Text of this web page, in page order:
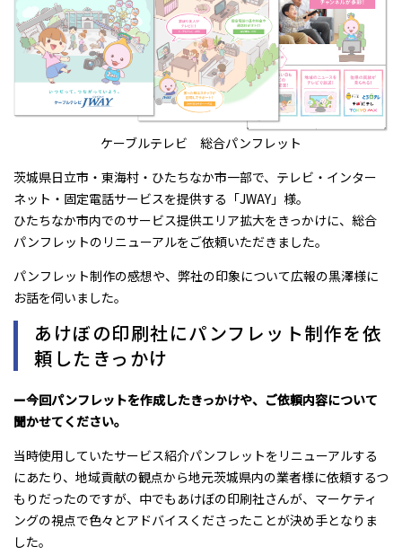
ケーブルテレビ 総合パンフレット
茨城県日立市・東海村・ひたちなか市一部で、テレビ・インター
ネット・固定電話サービスを提供する「JWAY」様。
ひたちなか市内でのサービス提供エリア拡大をきっかけに、総合
パンフレットのリニューアルをご依頼いただきました。
パンフレット制作の感想や、弊社の印象について広報の黒澤様に
お話を伺いました。
あけぼの印刷社にパンフレット制作を依
頼したきっかけ
ー今回パンフレットを作成したきっかけや、ご依頼内容について
聞かせてください。
当時使用していたサービス紹介パンフレットをリニューアルする
にあたり、地域貢献の観点から地元茨城県内の業者様に依頼するつ
もりだったのですが、中でもあけぼの印刷社さんが、マーケティ
ングの視点で色々とアドバイスくださったことが決め手となりま
した。